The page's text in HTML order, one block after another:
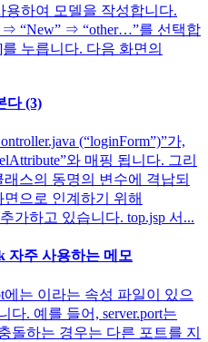
용하여 모델을 작성합니다.
⇒ “New” ⇒ “other…”를 선택합
누릅니다. 다음 화면의
다 (3)
(“loginForm”)”가,
와 매핑 됩니다. 그리
스의 동명의 변수에 격납되
으로 인계하기 위해
가하고 있습니다. top.jsp 서...
자주 사용하는 메모
에는 이라는 속성 파일이 있으
. 예를 들어, server.port는
돌하는 경우는 다른 포트를 지